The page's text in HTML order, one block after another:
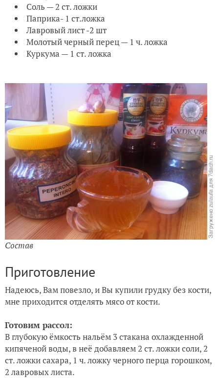
Соль — 2 ст. ложки
Паприка- 1 ст.ложка
Лавровый лист -2 шт
Молотый черный перец — 1 ч. ложка
Куркума — 1 ст. ложка
Состав
Приготовление
Надеюсь, Вам повезло, и Вы купили грудку без кости,
мне приходится отделять мясо от кости.
Готовим рассол:
В глубокую ёмкость нальём 3 стакана охлажденной
кипяченой воды, в неё добавляем 2 ст. ложки соли, 2
ст. ложки сахара, 1 ч. ложку черного перца горошком,
2 лавровых листа.